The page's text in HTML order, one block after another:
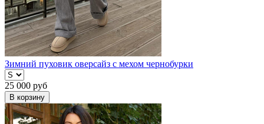
Зимний пуховик оверсайз с мехом чернобурки
25 000 руб
В корзину